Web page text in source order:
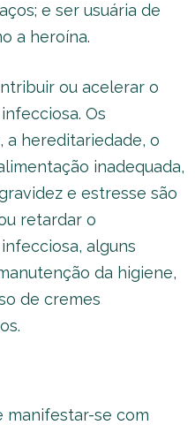
e ser usuária de
a heroína.
ou acelerar o
Os
a hereditariedade, o
inadequada,
e estresse são
retardar o
alguns
da higiene,
de cremes
manifestar-se com